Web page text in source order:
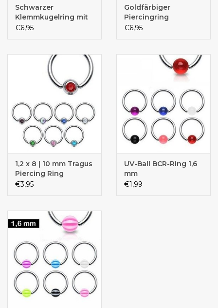
Schwarzer
Klemmkugelring mit
Zirkoniastein
€6,95
Goldfärbiger
Piercingring
€6,95
1,2 x 8 | 10 mm Tragus
Piercing Ring
€3,95
UV-Ball BCR-Ring 1,6
mm
€1,99